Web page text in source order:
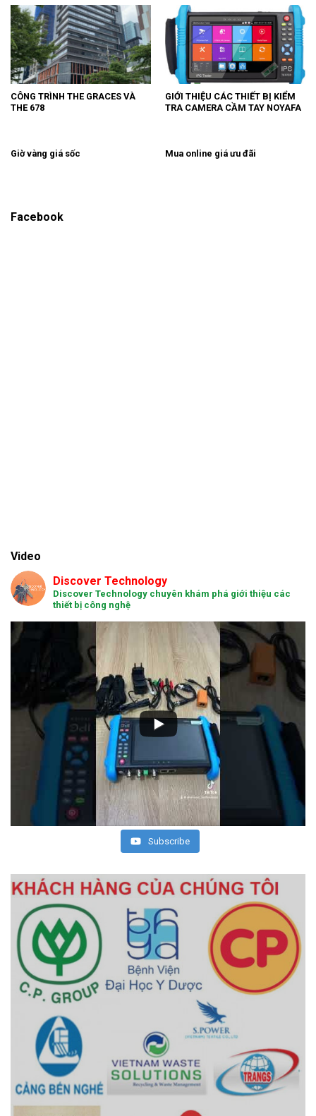
CÔNG TRÌNH THE GRACES VÀ
THE 678
GIỚI THIỆU CÁC THIẾT BỊ KIỂM
TRA CAMERA CẦM TAY NOYAFA
Giờ vàng giá sốc Mua online giá ưu đãi
Facebook
Video
Discover Technology
Discover Technology chuyên khám phá giới thiệu các
thiết bị công nghệ
Subscribe